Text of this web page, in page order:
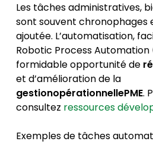
Les tâches administratives,
sont souvent chronophages
ajoutée. L’automatisation,
Robotic Process Automation
formidable opportunité de
et d’amélioration de la
gestionopérationnellePME.
consultez ressources
Exemples de tâches